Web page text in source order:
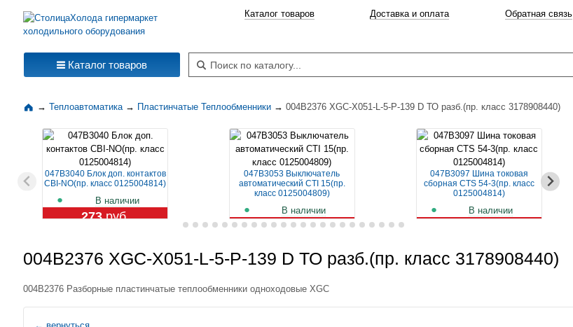
Каталог товаров Доставка и оплата Обратная связь
Поиск по каталогу
Каталог товаров
→ Теплоавтоматика → Пластинчатые Теплообменники → 004B2376 XGC-X051-L-5-P-139 D ТО разб.(пр. класс 3178908440)
047B3040 Блок доп. контактов
CBI-NO(пр. класс 0125004814)
В наличии
273руб.
047B3053 Выключатель
автоматический CTI 15(пр.
класс 0125004809)
В наличии
1 129 руб.
047B3097 Шина токовая
сборная CTS 54-3(пр. класс
0125004814)
В наличии
004B2376 XGC-X051-L-5-P-139 D ТО разб.(пр. класс 3178908440)
004B2376 Разборные пластинчатые теплообменники одноходовые XGС